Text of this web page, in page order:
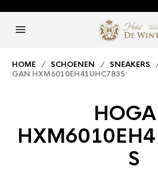
HOME / SCHOENEN / SNEAKERS
GAN HXM6010EH41UHC783S
S